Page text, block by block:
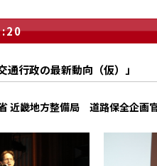
通行政の最新動向（仮）」
省 近畿地方整備局 道路保全